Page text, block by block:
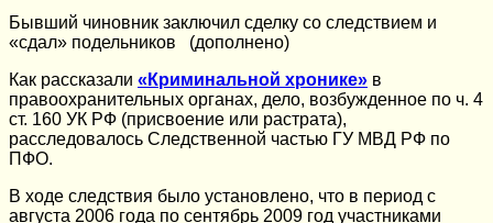
Бывший чиновник заключил сделку со следствием и
«сдал» подельников (дополнено)
Как рассказали «Криминальной хронике» в
правоохранительных органах, дело, возбужденное по ч. 4
ст. 160 УК РФ (присвоение или растрата),
расследовалось Следственной частью ГУ МВД РФ по
ПФО.
В ходе следствия было установлено, что в период с
августа 2006 года по сентябрь 2009 год участниками